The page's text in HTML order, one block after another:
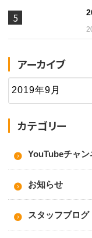
アーカイブ
カテゴリー
YouTubeチャン
お知らせ
スタッフブログ